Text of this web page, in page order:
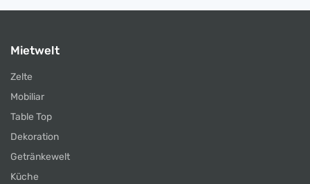
Mietwelt
Zelte
Mobiliar
Table Top
Dekoration
Getränkewelt
Küche